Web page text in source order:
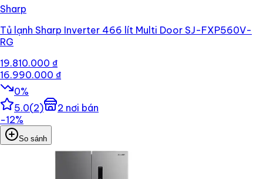
Sharp
Tủ lạnh Sharp Inverter 466 lít Multi Door SJ-FXP560V-
RG
19.810.000 ₫
16.990.000 ₫
0%
5.0(2) 2 nơi bán
−12%
So sánh